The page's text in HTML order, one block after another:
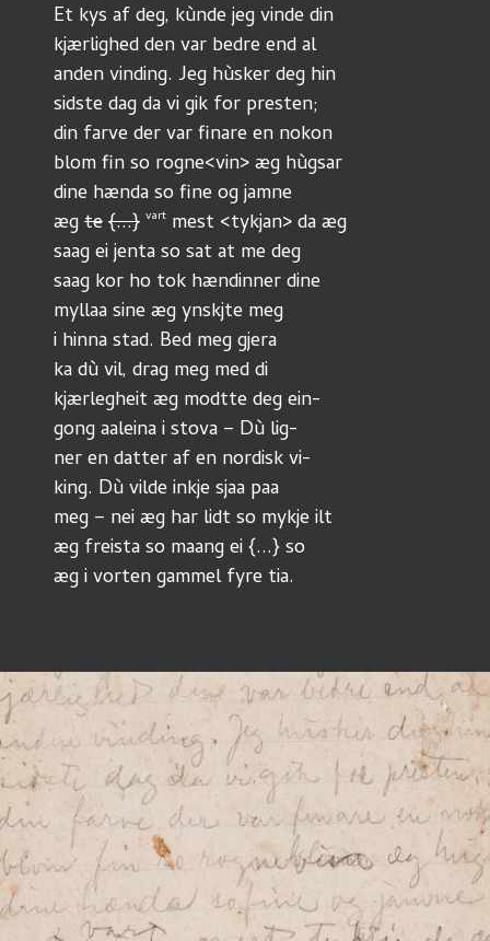
Et kys af deg, kùnde jeg vinde din
kjærlighed den var bedre end al
anden vinding. Jeg hùsker deg hin
sidste dag da vi gik for presten;
din farve der var finare en nokon
blom fin so rogne<vin> æg hùgsar
dine hænda so fine og jamne
æg te{...} vart mest <tykjan> da æg
saag ei jenta so sat at me deg
saag kor ho tok hændinner dine
myllaa sine æg ynskjte meg
i hinna stad. Bed meg gjera
ka dù vil, drag meg med di
kjærlegheit æg modtte deg ein-
gong aaleina i stova – Dù lig-
ner en datter af en nordisk vi-
king. Dù vilde inkje sjaa paa
meg – nei æg har lidt so mykje ilt
æg freista so maang ei {...} so
æg i vorten gammel fyre tia.